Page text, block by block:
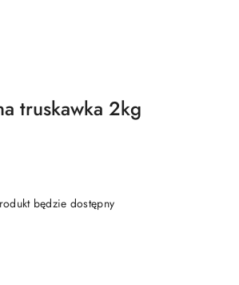
truskawka 2kg
będzie dostępny